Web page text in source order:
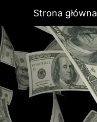
Strona główna